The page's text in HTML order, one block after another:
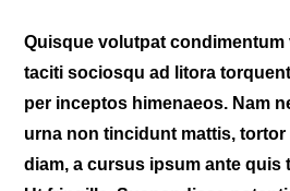
Quisque volutpat condimentum
taciti sociosqu ad litora
per inceptos himenaeos. Nam
urna non tincidunt mattis,
diam, a cursus ipsum ante quis